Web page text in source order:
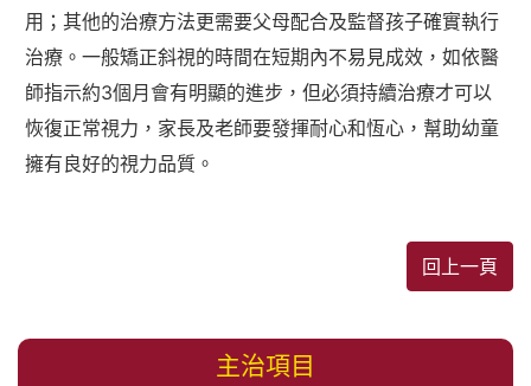
用；其他的治療方法更需要父母配合及監督孩子確實執行
治療。一般矯正斜視的時間在短期內不易見成效，如依醫
師指示約3個月會有明顯的進步，但必須持續治療才可以
恢復正常視力，家長及老師要發揮耐心和恆心，幫助幼童
擁有良好的視力品質。
回上一頁
主治項目